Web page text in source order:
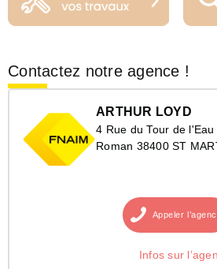
Contactez notre agence !
ARTHUR LOYD
4 Rue du Tour de
Roman 38400 ST
Appeler
Infos sur